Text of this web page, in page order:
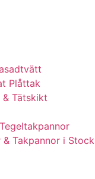
Plåttak
& Tätskikt
Takpannor i